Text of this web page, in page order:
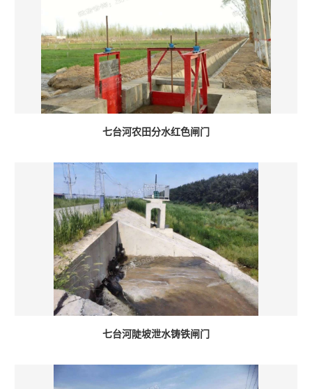
七台河农田分水红色闸门
七台河陡坡泄水铸铁闸门